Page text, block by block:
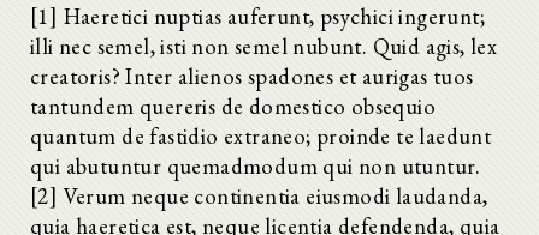
[1] Haeretici nuptias auferunt, psychici ingerunt;
illi nec semel, isti non semel nubunt. Quid agis, lex
creatoris? Inter alienos spadones et aurigas tuos
tantundem quereris de domestico obsequio
quantum de fastidio extraneo; proinde te laedunt
qui abutuntur quemadmodum qui non utuntur.
[2] Verum neque continentia eiusmodi laudanda,
quia haeretica est, neque licentia defendenda, quia